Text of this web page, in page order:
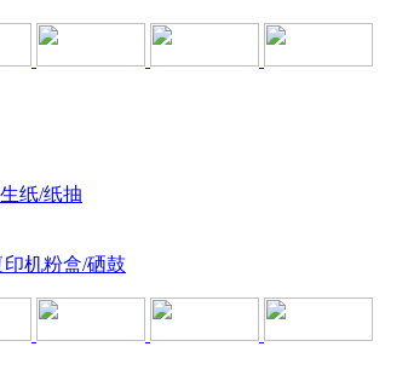
纸/纸抽
印机粉盒/硒鼓